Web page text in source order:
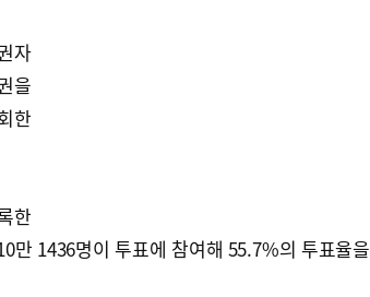
자
을
한
한
만 1436명이 투표에 참여해 55.7%의 투표율을